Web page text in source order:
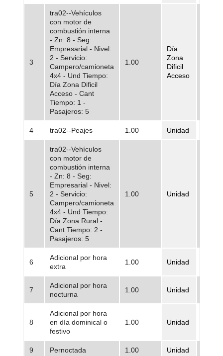
3
tra02--Vehículos
con motor de
combustión interna
- Zn: 8 - Seg:
Empresarial - Nivel:
2 - Servicio:
Campero/camioneta
4x4 - Und Tiempo:
Día Zona Dificil
Acceso - Cant
Tiempo: 1 -
Pasajeros: 5
1.00
Día
Zona
Dificil
Acceso
4 tra02--Peajes 1.00 Unidad
5
tra02--Vehículos
con motor de
combustión interna
- Zn: 8 - Seg:
Empresarial - Nivel:
2 - Servicio:
Campero/camioneta
4x4 - Und Tiempo:
Día Zona Rural -
Cant Tiempo: 2 -
Pasajeros: 5
1.00 Unidad
6
Adicional por hora
extra
1.00 Unidad
7
Adicional por hora
nocturna
1.00 Unidad
8
Adicional por hora
en día dominical o
festivo
1.00 Unidad
9 Pernoctada 1.00 Unidad